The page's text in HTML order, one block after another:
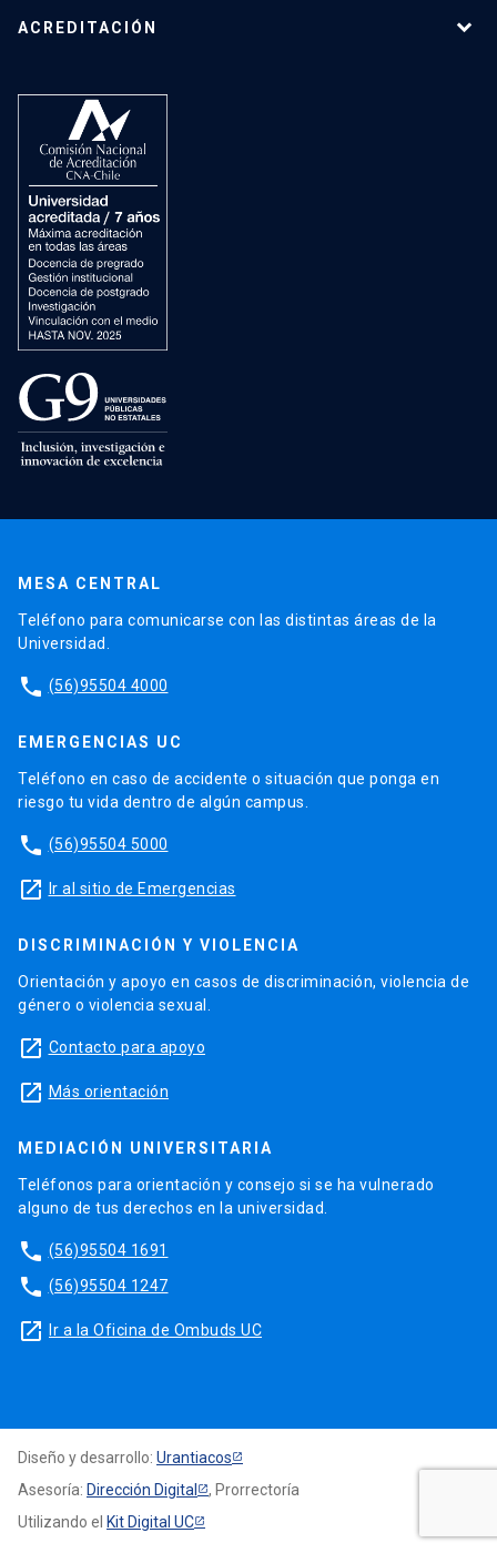
ACREDITACIÓN
MESA CENTRAL
Teléfono para comunicarse con las distintas áreas de la
Universidad.
phone (56)95504 4000
EMERGENCIAS UC
Teléfono en caso de accidente o situación que ponga en
riesgo tu vida dentro de algún campus.
phone (56)95504 5000
launch Ir al sitio de Emergencias
DISCRIMINACIÓN Y VIOLENCIA
Orientación y apoyo en casos de discriminación, violencia de
género o violencia sexual.
launch Contacto para apoyo
launch Más orientación
MEDIACIÓN UNIVERSITARIA
Teléfonos para orientación y consejo si se ha vulnerado
alguno de tus derechos en la universidad.
phone (56)95504 1691
phone (56)95504 1247
launch Ir a la Oficina de Ombuds UC
Diseño y desarrollo: Urantiacos
Asesoría: Dirección Digital
, Prorrectoría
Utilizando el Kit Digital UC